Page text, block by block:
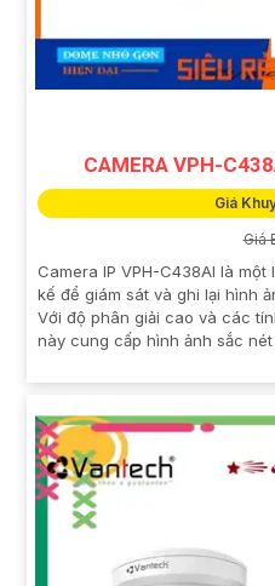
CAMERA VPH-
Giá
Giá
Camera IP VPH-C438AI là
kế để giám sát và ghi lại hình
Với độ phân giải cao và các
này cung cấp hình ảnh sắc